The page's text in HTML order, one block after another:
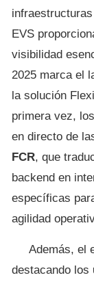
EVS
visibilidad
2025 marca el
la solución
primera vez,
en directo de
FCR, que
backend en
específicas
agilidad
Además, el
destacando los